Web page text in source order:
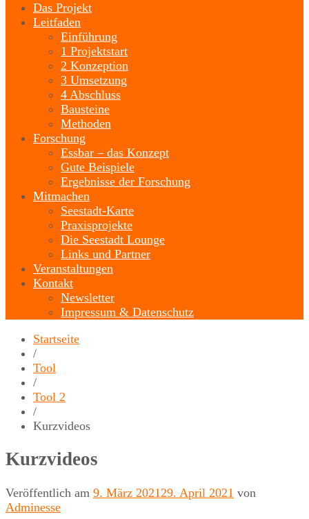
Das Projekt
Leitfaden
Einführung
1 Projektstart
2 Konzeption
3 Umsetzung
4 Abschluss
Bausteine
Methoden
Forschung
Essbar – das Konzept
Gute Beispiele
Ergebnisse der Forschung
Mitmachen
Seestadt-Karte
Praxisprojekte
Die Seestadt Lounge
Links und Partner
Veranstaltungen
Kontakt
Newsletter
Impressum & Datenschutz
Startseite
/
Tool
/
Tool 2
/
Kurzvideos
Kurzvideos
Veröffentlich am 9. März 2021 29. April 2021 von
Adminesse